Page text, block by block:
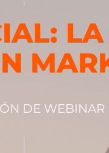
DE WEBINAR